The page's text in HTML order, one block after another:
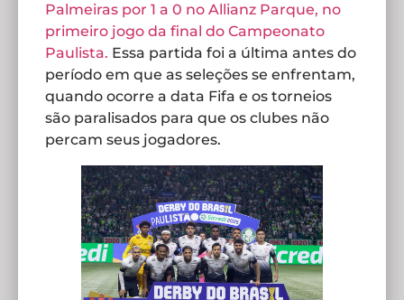
Palmeiras por 1 a 0 no Allianz Parque, no
primeiro jogo da final do Campeonato
Paulista. Essa partida foi a última antes do
período em que as seleções se enfrentam,
quando ocorre a data Fifa e os torneios
são paralisados para que os clubes não
percam seus jogadores.